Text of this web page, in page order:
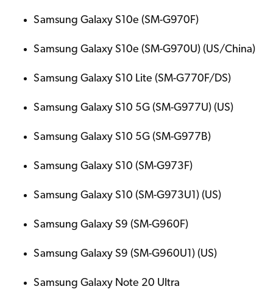
Samsung Galaxy S10e (SM-G970F)
Samsung Galaxy S10e (SM-G970U) (US/China)
Samsung Galaxy S10 Lite (SM-G770F/DS)
Samsung Galaxy S10 5G (SM-G977U) (US)
Samsung Galaxy S10 5G (SM-G977B)
Samsung Galaxy S10 (SM-G973F)
Samsung Galaxy S10 (SM-G973U1) (US)
Samsung Galaxy S9 (SM-G960F)
Samsung Galaxy S9 (SM-G960U1) (US)
Samsung Galaxy Note 20 Ultra